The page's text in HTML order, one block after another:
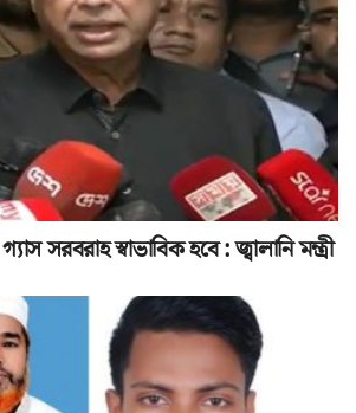
সরবরাহ স্বাভাবিক হবে : জ্বালানি মন্ত্রী